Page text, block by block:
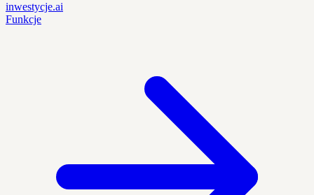
inwestycje.ai
Funkcje